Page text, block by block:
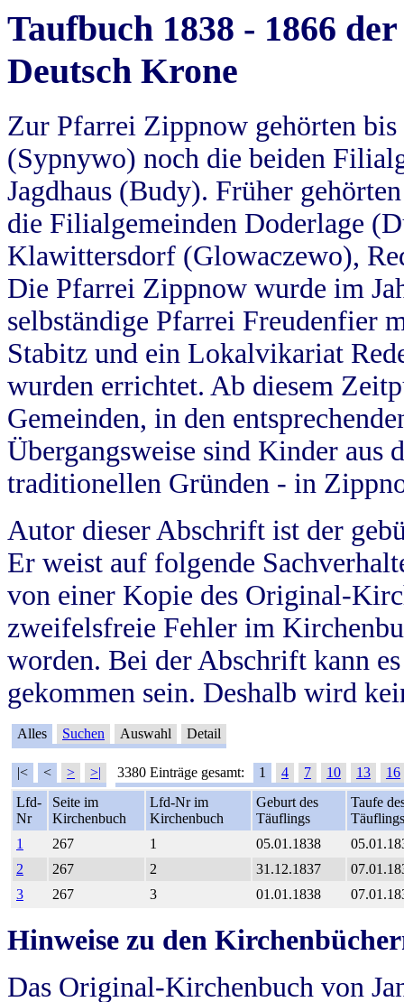
Taufbuch 1838 - 1866
Deutsch Krone
Zur Pfarrei Zippnow gehörten
(Sypnywo) noch die beiden
Jagdhaus (Budy). Früher
die Filialgemeinden Doderlage
Klawittersdorf (Glowaczewo),
Die Pfarrei Zippnow wurde im
selbständige Pfarrei Freudenfier
Stabitz und ein Lokalvikariat
wurden errichtet. Ab diesem
Gemeinden, in den
Übergangsweise sind Kinder aus
traditionellen Gründen - in
Autor dieser Abschrift ist der
Er weist auf folgende
von einer Kopie des Original-
zweifelsfreie Fehler im
worden. Bei der Abschrift kann
gekommen sein. Deshalb wird
Alles Suchen Auswahl Detail
|< < > >| 3380 Einträge gesamt: 1 4 7 10 13
16
Lfd-
Nr
Seite im
Kirchenbuch
Lfd-Nr im
Kirchenbuch
Geburt des
Täuflings
Taufe
Täuflings
1
267 1 05.01.1838
2
267 2 31.12.1837
3
267 3 01.01.1838
Hinweise zu den
Das Original-Kirchenbuch von